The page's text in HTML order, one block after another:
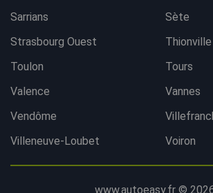
Sarrians
Sète
Strasbourg Ouest
Thionville
Toulon
Tours
Valence
Vannes
Vendôme
Villeneuve-Loubet
Voiron
www.autoeasy.fr ©